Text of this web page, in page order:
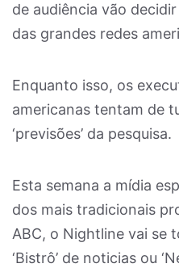
de audiência vão
das grandes redes
Enquanto isso, os
americanas tentam de
‘previsões’ da pesquisa.
Esta semana a mídia
dos mais tradicionais
ABC, o Nightline vai se
‘Bistrô’ de noticias ou